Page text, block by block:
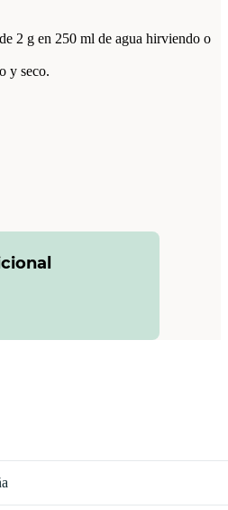
2 g en 250 ml de agua hirviendo o
y seco.